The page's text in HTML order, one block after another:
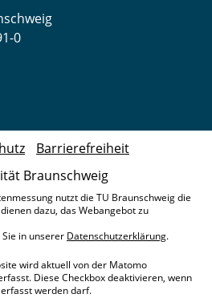
0
Braunschweig
Barrierefreiheit
nutzt die TU Braunschweig die
dazu, das Webangebot zu
in unserer Datenschutzerklärung.
wird aktuell von der Matomo
Diese Checkbox deaktivieren, wenn
werden darf.